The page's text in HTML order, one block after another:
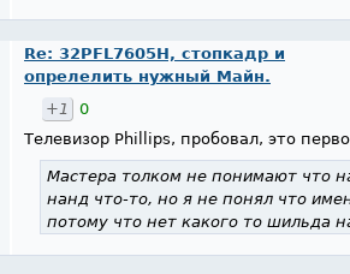
Re: 32PFL7605H, стопкадр и
опрелелить нужный Майн.
+1
0
Телевизор Phillips, пробовал, это
Мастера толком не понимают что
нанд что-то, но я не понял что
потому что нет какого то шильда